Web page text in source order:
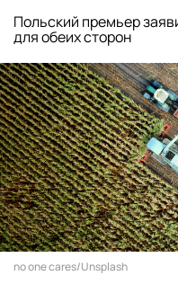
Польский премьер
для обеих сторон
no one cares/Unsplash